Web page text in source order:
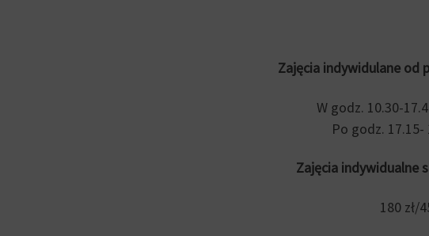
Zajęcia indywidulane od
W godz. 10.30-
Po godz. 17.15-
Zajęcia indywidualne
180 zł/